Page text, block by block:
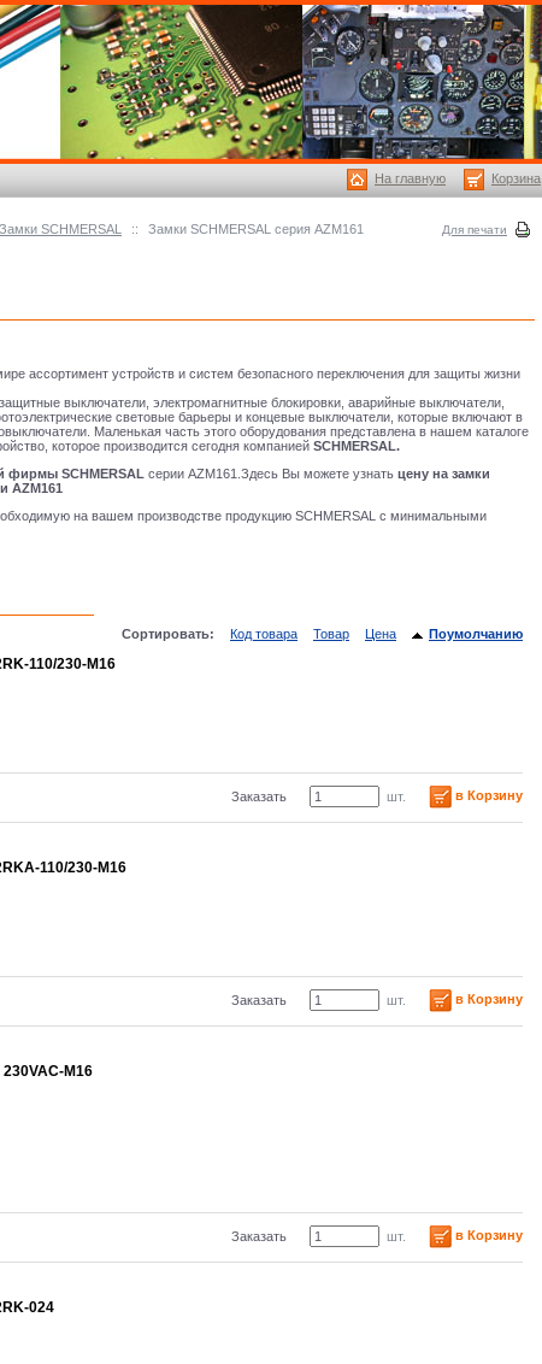
Замки SCHMERSAL :: Замки SCHMERSAL серия AZM161 Для печати
ассортимент устройств и систем безопасного переключения для защиты жизни
выключатели, электромагнитные блокировки, аварийные выключатели,
световые барьеры и концевые выключатели, которые включают в
Маленькая часть этого оборудования представлена в нашем каталоге
которое производится сегодня компанией SCHMERSAL.
фирмы SCHMERSAL серии AZM161.Здесь Вы можете узнать цену на замки
AZM161
на вашем производстве продукцию SCHMERSAL с минимальными
Сортировать: Код товара Товар Цена Поумолчанию
110/230-M16
Заказать шт. в Корзину
110/230-M16
Заказать шт. в Корзину
M16
Заказать шт. в Корзину
024
Корзина
На главную